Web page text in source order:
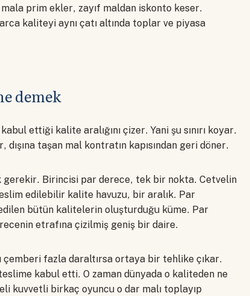
prim ekler, zayıf maldan iskonto keser.
kaliteyi aynı çatı altında toplar ve piyasa
demek
ettiği kalite aralığını çizer. Yani şu sınırı koyar.
taşan mal kontratın kapısından geri döner.
gerekir. Birincisi par derece, tek bir nokta. Cetvelin
edilebilir kalite havuzu, bir aralık. Par
bütün kalitelerin oluşturduğu küme. Par
etrafına çizilmiş geniş bir daire.
fazla daraltırsa ortaya bir tehlike çıkar.
kabul etti. O zaman dünyada o kaliteden ne
kuvvetli birkaç oyuncu o dar malı toplayıp